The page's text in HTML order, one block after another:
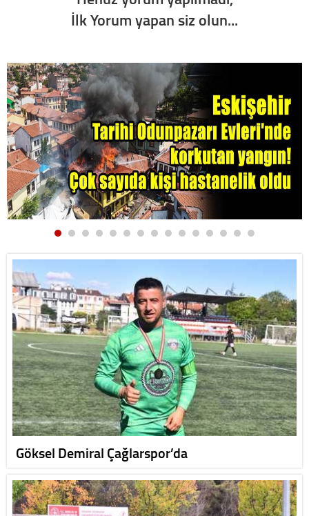
İlk Yorum yapan siz olun...
Göksel Demiral Çağlarspor’da